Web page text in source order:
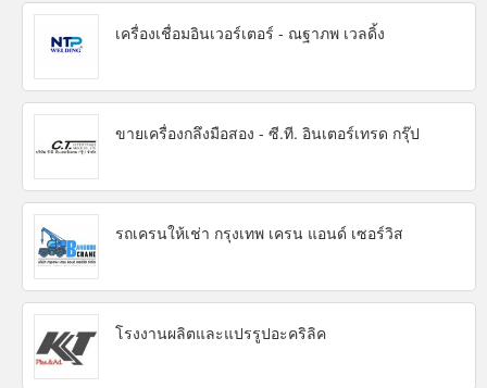
เครื่องเชื่อมอินเวอร์เตอร์ - ณฐาภพ เวลดิ้ง
ขายเครื่องกลึงมือสอง - ซี.ที. อินเตอร์เทรด กรุ๊ป
รถเครนให้เช่า กรุงเทพ เครน แอนด์ เซอร์วิส
โรงงานผลิตและแปรรูปอะคริลิค